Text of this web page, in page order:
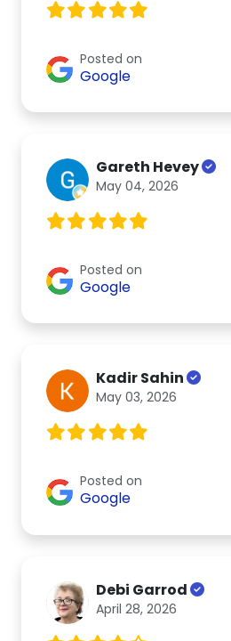
Posted on
Google
Gareth Hevey
May 04, 2026
Posted on
Google
Kadir Sahin
May 03, 2026
Posted on
Google
Debi Garrod
April 28, 2026